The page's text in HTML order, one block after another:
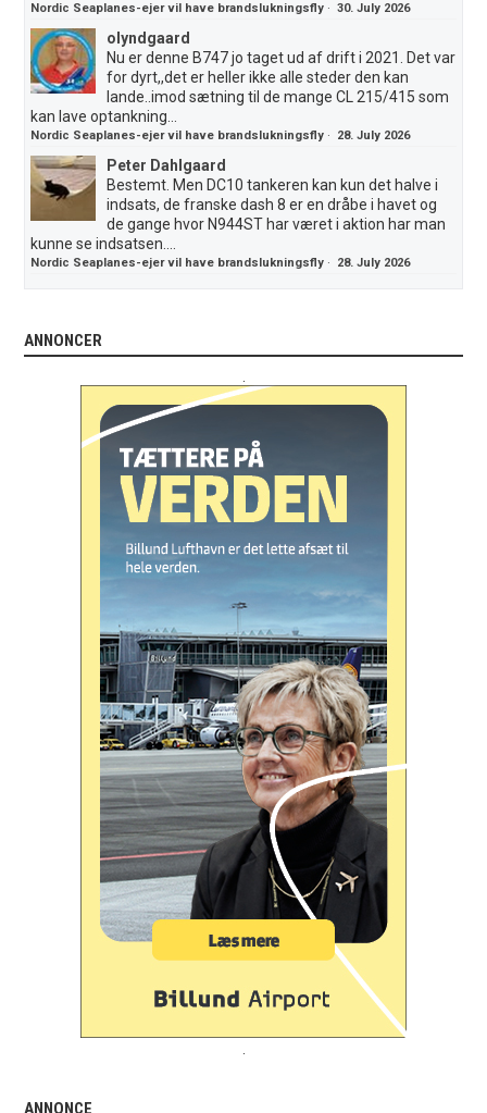
Nordic Seaplanes-ejer vil have brandslukningsfly ·30. July 2026
olyndgaard
Nu er denne B747 jo taget ud af drift i 2021. Det var
for dyrt,,det er heller ikke alle steder den kan
lande..imod sætning til de mange CL 215/415 som
kan lave optankning...
Nordic Seaplanes-ejer vil have brandslukningsfly · 28. July 2026
Peter Dahlgaard
Bestemt. Men DC10 tankeren kan kun det halve i
indsats, de franske dash 8 er en dråbe i havet og
de gange hvor N944ST har været i aktion har man
kunne se indsatsen....
Nordic Seaplanes-ejer vil have brandslukningsfly · 28. July 2026
ANNONCER
ANNONCE